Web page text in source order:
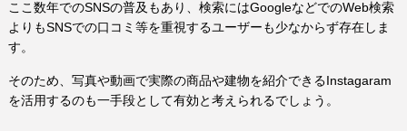
ここ数年でのSNSの普及もあり、検索にはGoogleなどでのWeb検索
よりもSNSでの口コミ等を重視するユーザーも少なからず存在しま
す。
そのため、写真や動画で実際の商品や建物を紹介できるInstagaram
を活用するのも一手段として有効と考えられるでしょう。